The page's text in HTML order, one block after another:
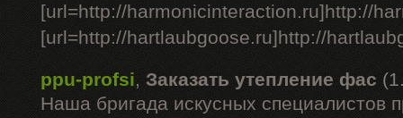
[url=http://harmonicinteraction.ru]http://
[url=http://hartlaubgoose.ru]http://
ppu-profsi, Заказать утепление фас
Наша бригада искусных специалистов